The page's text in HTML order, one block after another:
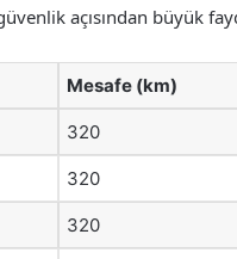
açısından büyük
Mesafe (km)
320
320
320